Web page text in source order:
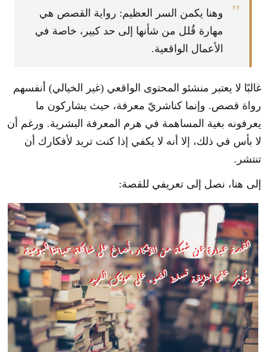
”
وهنا يكمن السر العظيم: رواية القصص هي
مهارة قُلل من شأنها إلى حد كبير، خاصة في
الأعمال الواقعية.
غالبًا لا يعتبر منشئو المحتوى الواقعي (غير الخيالي) أنفسهم
رواة قصص. وإنما كناشريّ معرفة، حيث يشاركون ما
يعرفونه بغية المساهمة في هرم المعرفة البشرية. ورغم أن
لا بأس في ذلك، إلا أنه لا يكفي إذا كنت تريد لأفكارك أن
تنتشر.
إلى هنا، نصل إلى تعريفي للقصة: